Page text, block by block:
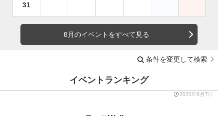
31
8月のイベントをすべて見る
条件を変更して検索
イベントランキング
2026年8月7日